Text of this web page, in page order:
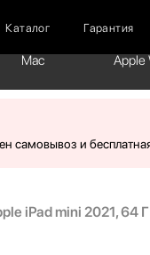
Каталог Гарантия
Mac Apple
самовывоз и
iPad mini 2021, 64